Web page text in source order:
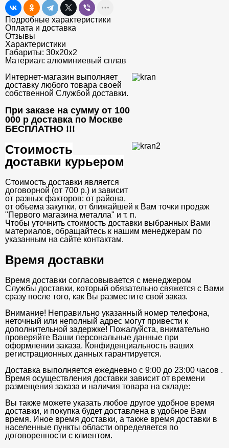
Подробные характеристики
Оплата и доставка
Отзывы
Характеристики
Габариты: 30х20х2
Материал: алюминиевый сплав
Интернет-магазин выполняет
доставку любого товара своей
собственной Службой доставки.
При заказе на сумму от 100
000 р доставка по Москве
БЕСПЛАТНО !!!
Стоимость
доставки курьером
Стоимость доставки является
договорной (от 700 р.) и зависит
от разных факторов: от района,
от объема закупки, от ближайшей к Вам точки продаж
"Первого магазина металла" и т. п.
Чтобы уточнить стоимость доставки выбранных Вами
материалов, обращайтесь к нашим менеджерам по
указанным на сайте контактам.
Время доставки
Время доставки согласовывается с менеджером
Службы доставки, который обязательно свяжется с Вами
сразу после того, как Вы разместите свой заказ.
Внимание! Неправильно указанный номер телефона,
неточный или неполный адрес могут привести к
дополнительной задержке! Пожалуйста, внимательно
проверяйте Ваши персональные данные при
оформлении заказа. Конфиденциальность ваших
регистрационных данных гарантируется.
Доставка выполняется ежедневно с 9:00 до 23:00 часов .
Время осуществления доставки зависит от времени
размещения заказа и наличия товара на складе:
Вы также можете указать любое другое удобное время
доставки, и покупка будет доставлена в удобное Вам
время. Иное время доставки, а также время доставки в
населенные пункты области определяется по
договоренности с клиентом.